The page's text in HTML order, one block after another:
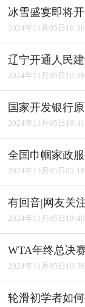
冰雪盛宴即将
2024年11月05日16:36
辽宁开通人民
2024年11月05日10:38
2024年11月05日19:41
2024年11月05日05:18
2024年11月05日19:40
WTA年终总决
2024年11月05日10:38
轮滑初学者如